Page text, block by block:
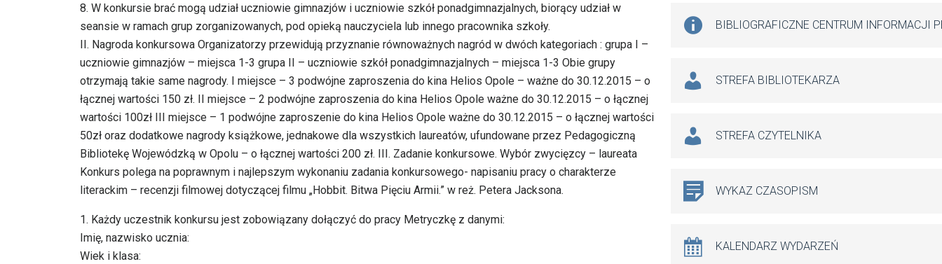
8. W konkursie brać mogą udział uczniowie gimnazjów i uczniowie szkół ponadgimnazjalnych, biorący udział w
seansie w ramach grup zorganizowanych, pod opieką nauczyciela lub innego pracownika szkoły.
II. Nagroda konkursowa Organizatorzy przewidują przyznanie równoważnych nagród w dwóch kategoriach : grupa I –
uczniowie gimnazjów – miejsca 1-3 grupa II – uczniowie szkół ponadgimnazjalnych – miejsca 1-3 Obie grupy
otrzymają takie same nagrody. I miejsce – 3 podwójne zaproszenia do kina Helios Opole – ważne do 30.12.2015 – o
łącznej wartości 150 zł. II miejsce – 2 podwójne zaproszenia do kina Helios Opole ważne do 30.12.2015 – o łącznej
wartości 100zł III miejsce – 1 podwójne zaproszenie do kina Helios Opole ważne do 30.12.2015 – o łącznej wartości
50zł oraz dodatkowe nagrody książkowe, jednakowe dla wszystkich laureatów, ufundowane przez Pedagogiczną
Bibliotekę Wojewódzką w Opolu – o łącznej wartości 200 zł. III. Zadanie konkursowe. Wybór zwycięzcy – laureata
Konkurs polega na poprawnym i najlepszym wykonaniu zadania konkursowego- napisaniu pracy o charakterze
literackim – recenzji filmowej dotyczącej filmu „Hobbit. Bitwa Pięciu Armii.” w reż. Petera Jacksona.
1. Każdy uczestnik konkursu jest zobowiązany dołączyć do pracy Metryczkę z danymi:
Imię, nazwisko ucznia:
Wiek i klasa:
BIBLIOGRAFICZNE CENTRUM INFORMACJI
STREFA BIBLIOTEKARZA
STREFA CZYTELNIKA
WYKAZ CZASOPISM
KALENDARZ WYDARZEŃ